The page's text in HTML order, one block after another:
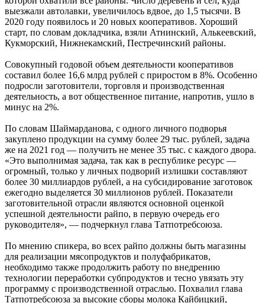
выезжали автолавки, увеличилось вдвое, до 1,5 тысячи. В
2020 году появилось и 20 новых кооперативов. Хороший
старт, по словам докладчика, взяли Атнинский, Алькеевский,
Кукморский, Нижнекамский, Пестречинский районы.
Совокупный годовой объем деятельности кооперативов
составил более 16,6 млрд рублей с приростом в 8%. Особенно
подросли заготовители, торговля и производственная
деятельность, а вот общественное питание, напротив, ушло в
минус на 2%.
По словам Шаймарданова, с одного личного подворья
закуплено продукции на сумму более 29 тыс. рублей, задача
же на 2021 год — получить не менее 35 тыс. с каждого двора.
«Это выполнимая задача, так как в республике ресурс —
огромный, только у личных подворий излишки составляют
более 30 миллиардов рублей, а на субсидирование заготовок
ежегодно выделяется 30 миллионов рублей. Показатели
заготовительной отрасли являются основной оценкой
успешной деятельности райпо, в первую очередь его
руководителя», — подчеркнул глава Татпотребсоюза.
По мнению спикера, во всех райпо должны быть магазины
для реализации мясопродуктов и полуфабрикатов,
необходимо также продолжить работу по внедрению
технологии переработки субпродуктов и тесно увязать эту
программу с производственной отраслью. Похвалил глава
Татпотребсоюза за высокие сборы молока Кайбицкий,